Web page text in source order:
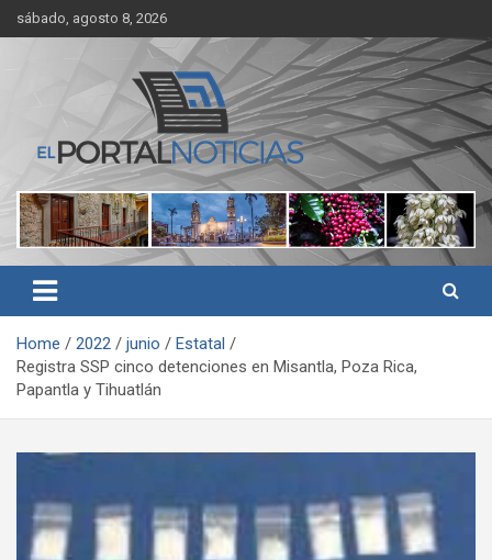
Skip
to
sábado, agosto 8, 2026
El Portal Noticias
Noticias de Córdoba, Veracruz y al región
Home 2022 junio
Estatal
Registra SSP cinco detenciones en Misantla, Poza Rica,
Papantla y Tihuatlán